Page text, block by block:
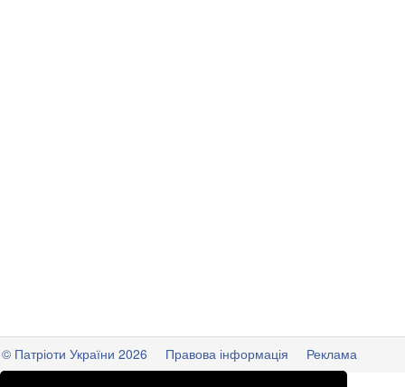
© Патріоти України 2026 Правова інформація
Реклама